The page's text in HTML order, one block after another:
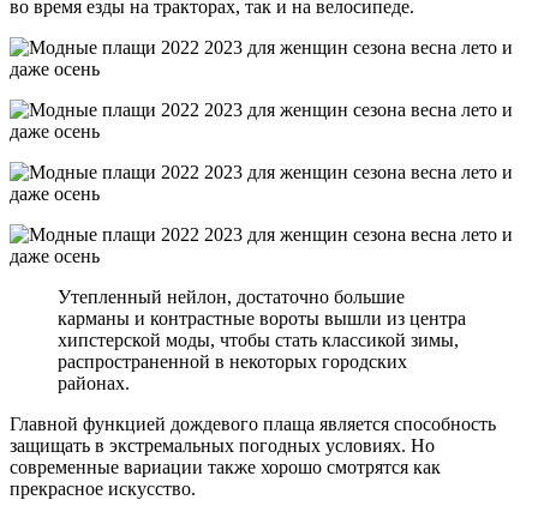
во время езды на тракторах, так и на велосипеде.
Утепленный нейлон, достаточно большие
карманы и контрастные вороты вышли из центра
хипстерской моды, чтобы стать классикой зимы,
распространенной в некоторых городских
районах.
Главной функцией дождевого плаща является способность
защищать в экстремальных погодных условиях. Но
современные вариации также хорошо смотрятся как
прекрасное искусство.